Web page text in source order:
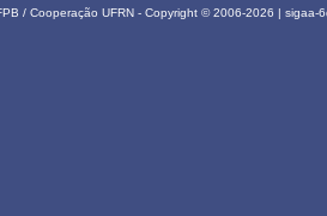
/ Cooperação UFRN - Copyright © 2006-2026 |